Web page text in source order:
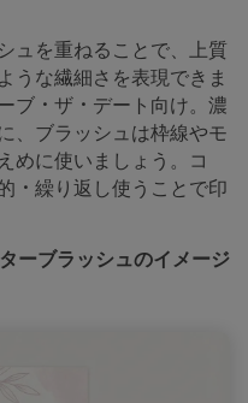
ュを重ねることで、上質
うな繊細さを表現できま
ブ・ザ・デート向け。濃
、ブラッシュは枠線やモ
めに使いましょう。コ
・繰り返し使うことで印
ーブラッシュのイメージ